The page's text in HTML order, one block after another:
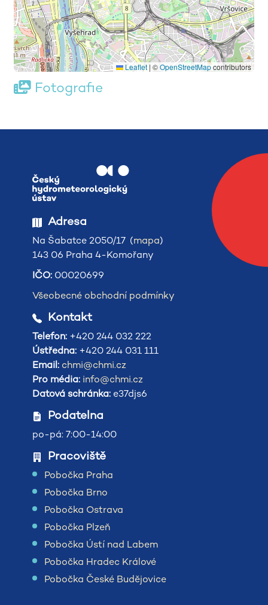
Leaflet | ©OpenStreetMapcontributors
Fotografie
Adresa
Na Šabatce 2050/17 (mapa)
143 06 Praha 4-Komořany
IČO: 00020699
Všeobecné obchodní podmínky
Kontakt
Telefon: +420 244 032 222
Ústředna: +420 244 031 111
Email: chmi@chmi.cz
Pro média: info@chmi.cz
Datová schránka: e37djs6
Podatelna
po-pá: 7:00-14:00
Pracoviště
Pobočka Praha
Pobočka Brno
Pobočka Ostrava
Pobočka Plzeň
Pobočka Ústí nad Labem
Pobočka Hradec Králové
Pobočka České Budějovice